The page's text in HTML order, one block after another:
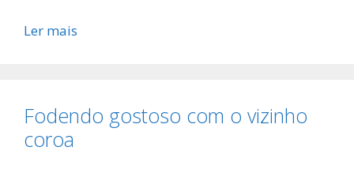
Ler mais
Fodendo gostoso com o vizinho
coroa